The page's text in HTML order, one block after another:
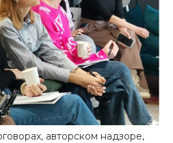
авторском надзоре,